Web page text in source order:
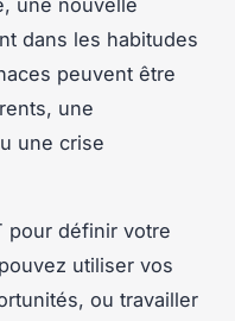
une nouvelle
dans les habitudes
peuvent être
une
une crise
pour définir votre
utiliser vos
ou travailler